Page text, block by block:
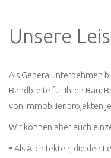
Unsere
Als Generalunternehmen
Bandbreite für Ihren Bau:
von Immobilienprojekten
Wir können aber auch
• Als Architekten, die den